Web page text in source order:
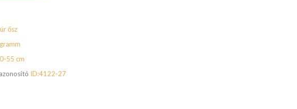
ősz
55 cm
ID:4122-27